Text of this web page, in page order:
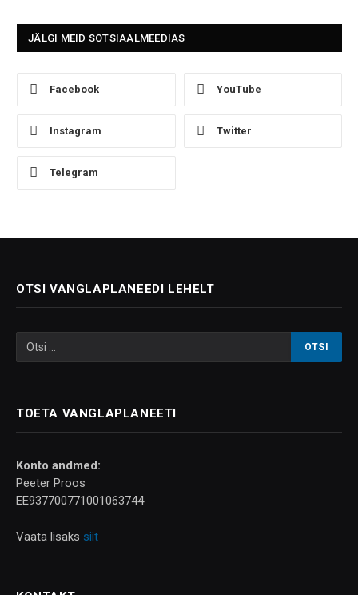
JÄLGI MEID SOTSIAALMEEDIAS
Facebook YouTube
Instagram Twitter
Telegram
OTSI VANGLAPLANEEDI LEHELT
TOETA VANGLAPLANEETI
Konto andmed:
Peeter Proos
EE937700771001063744
Vaata lisaks siit